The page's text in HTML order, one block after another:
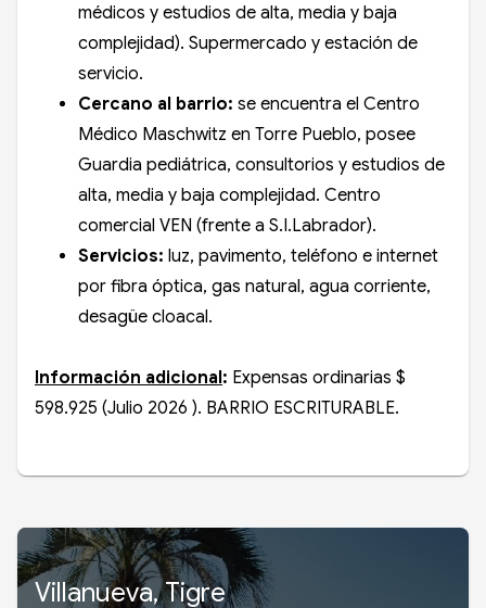
médicos y estudios de alta, media y baja
complejidad). Supermercado y estación de
servicio.
Cercano al barrio: se encuentra el Centro
Médico Maschwitz en Torre Pueblo, posee
Guardia pediátrica, consultorios y estudios de
alta, media y baja complejidad. Centro
comercial VEN (frente a S.I.Labrador).
Servicios: luz, pavimento, teléfono e internet
por fibra óptica, gas natural, agua corriente,
desagüe cloacal.
Información adicional: Expensas ordinarias $
598.925 (Julio 2026 ). BARRIO ESCRITURABLE.
Villanueva, Tigre